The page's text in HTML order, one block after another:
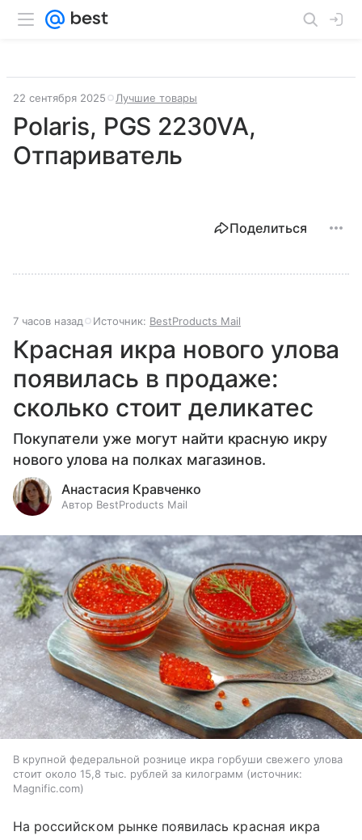
22 сентября 2025 Лучшие товары
Polaris, PGS 2230VA,
Отпариватель
Поделиться
7 часов назад Источник: BestProducts Mail
Красная икра нового улова
появилась в продаже:
сколько стоит деликатес
Покупатели уже могут найти красную икру
нового улова на полках магазинов.
Анастасия Кравченко
Автор BestProducts Mail
В крупной федеральной рознице икра горбуши свежего улова
стоит около 15,8 тыс. рублей за килограмм
источник:
Magnific.com
На российском рынке появилась красная икра